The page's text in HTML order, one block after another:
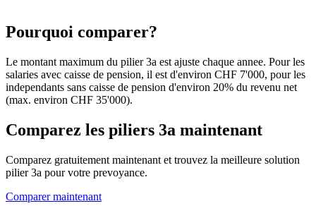
Pourquoi comparer?
Le montant maximum du pilier 3a est ajuste chaque annee. Pour les
salaries avec caisse de pension, il est d'environ CHF 7'000, pour les
independants sans caisse de pension d'environ 20% du revenu net
(max. environ CHF 35'000).
Comparez les piliers 3a maintenant
Comparez gratuitement maintenant et trouvez la meilleure solution
pilier 3a pour votre prevoyance.
Comparer maintenant